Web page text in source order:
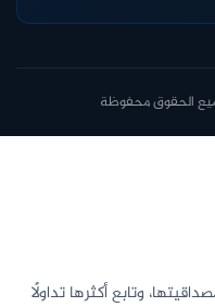
الحقوق محفوظة
وتابع أكثرها تداولًا